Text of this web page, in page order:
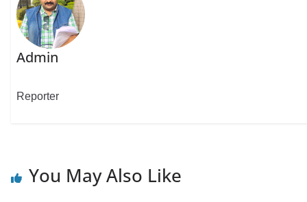
Admin
Reporter
You May Also Like